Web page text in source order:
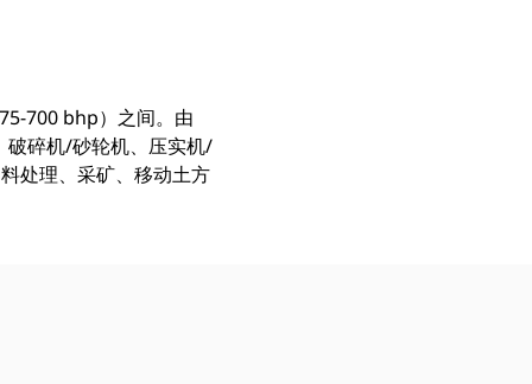
700 bhp）之间。由
破碎机/砂轮机、压实机/
处理、采矿、移动土方